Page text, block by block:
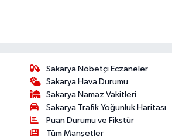
Sakarya Nöbetçi Eczaneler
Sakarya Hava Durumu
Sakarya Namaz Vakitleri
Sakarya Trafik Yoğunluk Haritası
Puan Durumu ve Fikstür
Tüm Manşetler